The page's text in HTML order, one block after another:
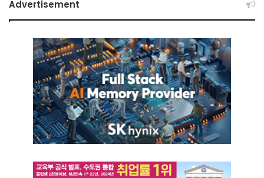
Advertisement